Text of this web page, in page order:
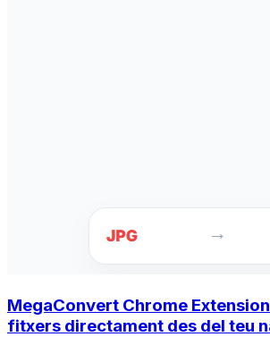
MegaConvert Chrome
fitxers directament des del teu